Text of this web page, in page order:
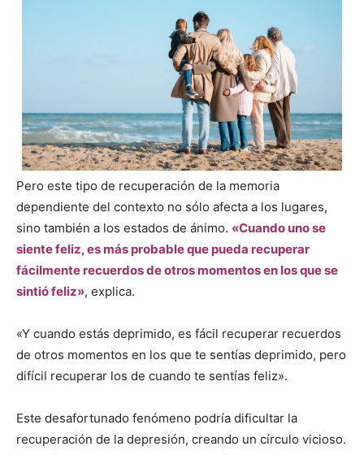
Pero este tipo de recuperación de la memoria
dependiente del contexto no sólo afecta a los lugares,
sino también a los estados de ánimo. «Cuando uno se
siente feliz, es más probable que pueda recuperar
fácilmente recuerdos de otros momentos en los que se
sintió feliz», explica.
«Y cuando estás deprimido, es fácil recuperar recuerdos
de otros momentos en los que te sentías deprimido, pero
difícil recuperar los de cuando te sentías feliz».
Este desafortunado fenómeno podría dificultar la
recuperación de la depresión, creando un círculo vicioso.